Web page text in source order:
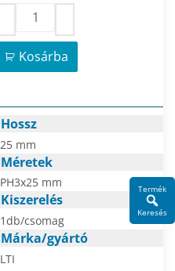
Kosárba
Hossz
25 mm
Méretek
PH3x25 mm
Kiszerelés
1db/csomag
Márka/gyártó
LTI
Termék
Keresés